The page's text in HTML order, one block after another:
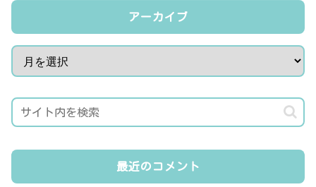
アーカイブ
最近のコメント